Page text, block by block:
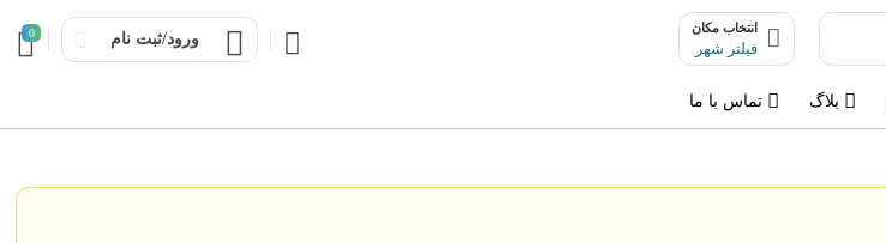
انتخاب مکان
فیلتر شهر
ورود/ثبت نام 0
بلاگ تماس با ما